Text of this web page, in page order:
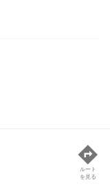
ルート
を見る